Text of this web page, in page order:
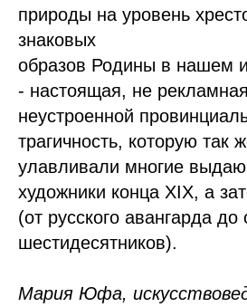
природы на уровень
знаковых
образов Родины в нашем
- настоящая, не
неустроенной
трагичность, которую так
улавливали многие
художники конца XIX, а
(от русского авангарда до
шестидесятников).
Мария Юфа,